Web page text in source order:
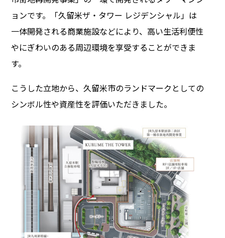
ョンです。「久留米ザ・タワー レジデンシャル」は
一体開発される商業施設などにより、高い生活利便性
やにぎわいのある周辺環境を享受することができま
す。
こうした立地から、久留米市のランドマークとしての
シンボル性や資産性を評価いただきました。